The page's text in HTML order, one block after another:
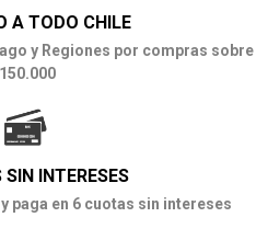
A TODO CHILE
y Regiones por compras sobre
INTERESES
paga en 6 cuotas sin intereses